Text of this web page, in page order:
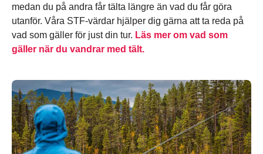
medan du på andra får tälta längre än vad du får göra
utanför. Våra STF-värdar hjälper dig gärna att ta reda på
vad som gäller för just din tur. Läs mer om vad som
gäller när du vandrar med tält.